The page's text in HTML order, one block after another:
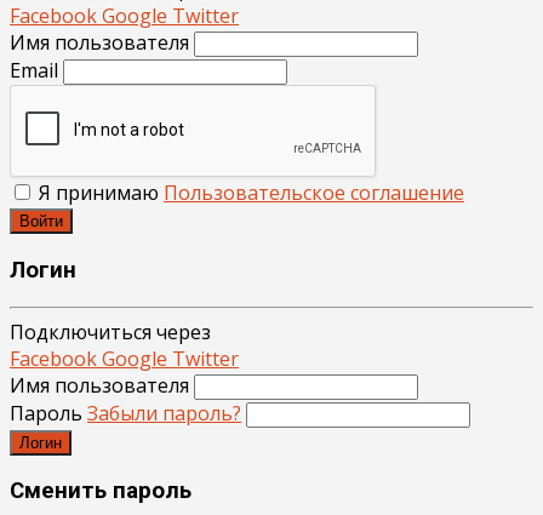
FacebookGoogle Twitter
Имя пользователя
Email
Я принимаю Пользовательское соглашение
Войти
Логин
Подключиться через
FacebookGoogle Twitter
Имя пользователя
Пароль Забыли пароль?
Логин
Сменить пароль